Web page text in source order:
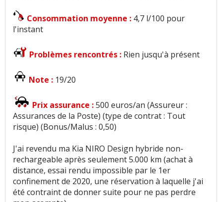
Consommation moyenne : 4,7 l/100 pour
l'instant
Problèmes rencontrés : Rien jusqu'à présent
Note : 19/20
Prix assurance :500 euros/an (Assureur :
Assurances de la Poste) (type de contrat : Tout
risque) (Bonus/Malus : 0,50)
J'ai revendu ma Kia NIRO Design hybride non-
rechargeable après seulement 5.000 km (achat à
distance, essai rendu impossible par le 1er
confinement de 2020, une réservation à laquelle j'ai
été contraint de donner suite pour ne pas perdre